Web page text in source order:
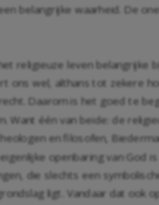
belangrijke waarheid. De
religieuze leven belangrijke
ons wel, althans tot zekere
Daarom is het goed te
één van beide: de
en filosofen,
openbaring van God
die slechts een
ligt. Vandaar dat ook